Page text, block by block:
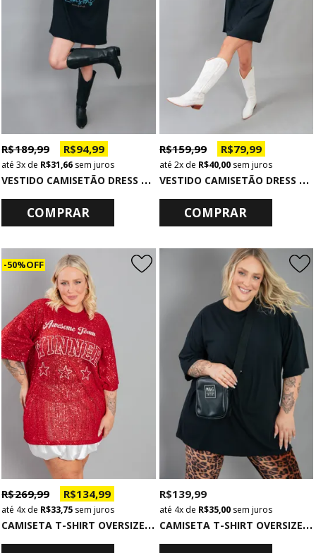
V
ESTIDO CAMISETÃO DRESS PRETO COM PLUMAS THOUSAND
R$ 189,99 R$ 94,99
3x de R$ 31,66 sem juros
COMPRAR
V
ESTIDO CAMISETÃO DRESS BÁSICO PRETO
R$ 159,99 R$ 79,99
2xde R$ 40,00sem juros
COMPRAR
50% OFF
C
AMISETA T-SHIRT OVERSIZED DE PAETÊ VERMELHO WINNER
R$ 269,99 R$ 134,99
4x de R$ 33,75 sem juros
C
AMISETA T-SHIRT OVERSIZED PRETA BÁSICA
R$ 139,99
4xde R$ 35,00sem juros